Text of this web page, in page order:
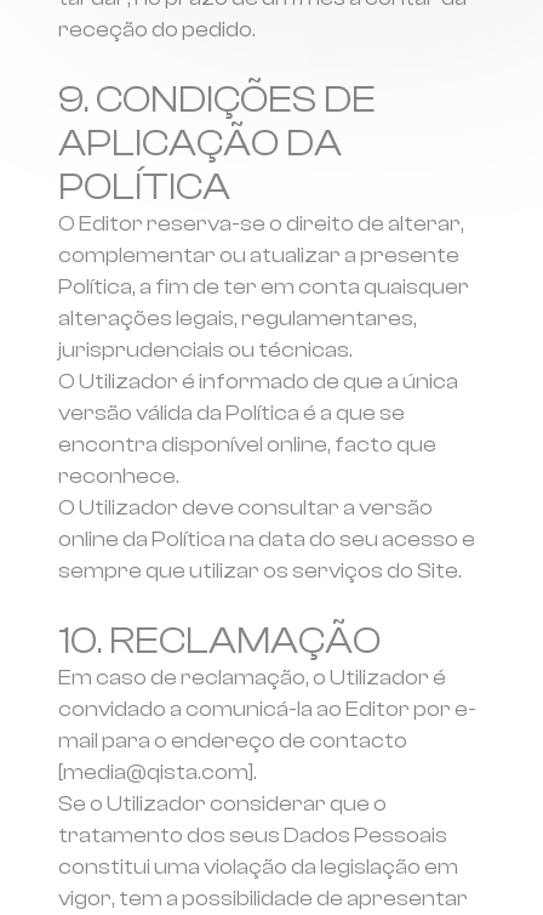
receção do pedido.
9. CONDIÇÕES DE
APLICAÇÃO DA
POLÍTICA
O Editor reserva-se o direito de alterar,
complementar ou atualizar a presente
Política, a fim de ter em conta quaisquer
alterações legais, regulamentares,
jurisprudenciais ou técnicas.
O Utilizador é informado de que a única
versão válida da Política é a que se
encontra disponível online, facto que
reconhece.
O Utilizador deve consultar a versão
online da Política na data do seu acesso e
sempre que utilizar os serviços do Site.
10. RECLAMAÇÃO
Em caso de reclamação, o Utilizador é
convidado a comunicá-la ao Editor por e-
mail para o endereço de contacto
[media@qista.com].
Se o Utilizador considerar que o
tratamento dos seus Dados Pessoais
constitui uma violação da legislação em
vigor, tem a possibilidade de apresentar